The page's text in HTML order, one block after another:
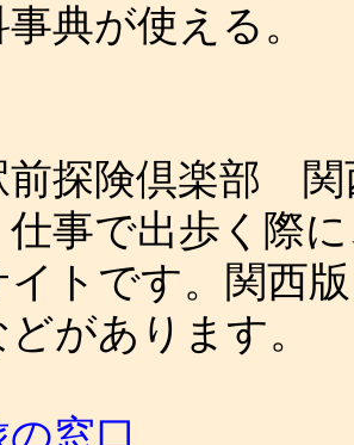
典が使える。
前探険倶楽部 関
事で出歩く際
イトです。関西
どがあります。